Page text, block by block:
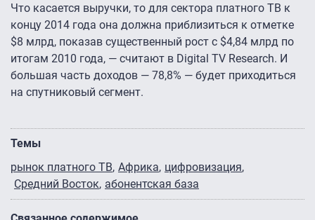
Что касается выручки, то для сектора платного ТВ к
концу 2014 года она должна приблизиться к отметке
$8 млрд, показав существенный рост с $4,84 млрд по
итогам 2010 года, — считают в Digital TV Research. И
большая часть доходов — 78,8% — будет приходиться
на спутниковый сегмент.
Темы
рынок платного ТВ Африка цифровизация
Средний Восток абонентская база